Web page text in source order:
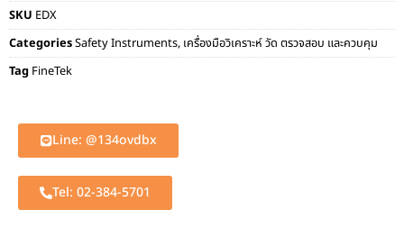
SKU EDX
CategoriesSafety Instruments, เครื่องมือวิเคราะห์ วัด ตรวจสอบ และควบคุม
Tag FineTek
Line: @134ovdbx
Tel: 02-384-5701